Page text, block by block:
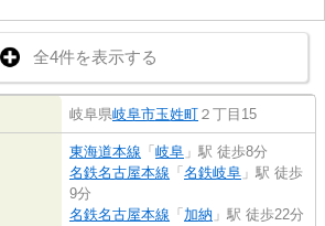
全4件を表示する
岐阜県岐阜市玉姓町 ２丁目15
東海道本線 「 岐阜 」駅 徒歩8分
名鉄名古屋本線 「 名鉄岐阜 」駅 徒歩
9分
名鉄名古屋本線 「 加納 」駅 徒歩22分